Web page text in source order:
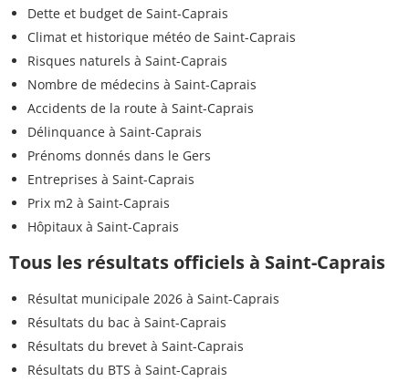
Dette et budget de Saint-Caprais
Climat et historique météo de Saint-Caprais
Risques naturels à Saint-Caprais
Nombre de médecins à Saint-Caprais
Accidents de la route à Saint-Caprais
Délinquance à Saint-Caprais
Prénoms donnés dans le Gers
Entreprises à Saint-Caprais
Prix m2 à Saint-Caprais
Hôpitaux à Saint-Caprais
Tous les résultats officiels à Saint-Caprais
Résultat municipale 2026 à Saint-Caprais
Résultats du bac à Saint-Caprais
Résultats du brevet à Saint-Caprais
Résultats du BTS à Saint-Caprais